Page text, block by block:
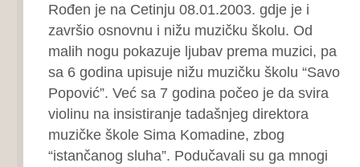
Rođen je na Cetinju 08.01.2003. gdje je i
završio osnovnu i nižu muzičku školu. Od
malih nogu pokazuje ljubav prema muzici, pa
sa 6 godina upisuje nižu muzičku školu “Savo
Popović”. Već sa 7 godina počeo je da svira
violinu na insistiranje tadašnjeg direktora
muzičke škole Sima Komadine, zbog
“istančanog sluha”. Podučavali su ga mnogi